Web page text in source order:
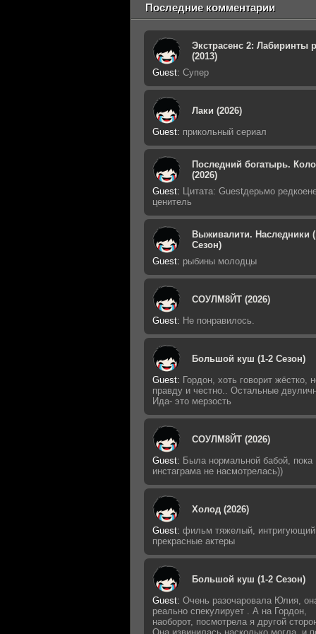
Последние комментарии
Экстрасенс 2: Лабиринты
(2013)
Guest: Супер
Лаки (2026)
Guest: прикольный сериал
Последний богатырь.
(2026)
Guest: Цитата: Guestдерьмо
ценитель
Выживалити. Наследники
Сезон)
Guest: рыбины молодцы
СОУЛМ8ЙТ (2026)
Guest: Не понравилось.
Большой куш (1-2 Сезон)
Guest: Гордон, хоть говорит жёстко,
правду и честно.. Остальные
Ида- это мерзость
СОУЛМ8ЙТ (2026)
Guest: Была нормальной бабой, пока
инстаграма не насмотрелась))
Холод (2026)
Guest: фильм тяжелый,
прекрасные актеры
Большой куш (1-2 Сезон)
Guest: Очень разочаровала Юлия,
реально спекулирует . А на Гордон,
наоборот, посмотрела я другой